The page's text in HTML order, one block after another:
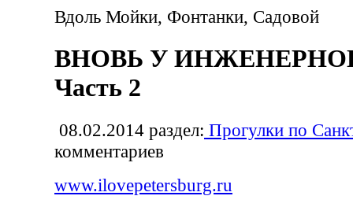
Вдоль Мойки, Фонтанки, Садовой
ВНОВЬ У
Часть 2
08.02.2014 раздел: Прогулки по
комментариев
www.ilovepetersburg.ru